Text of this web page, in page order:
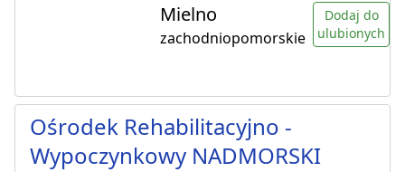
Mielno
zachodniopomorskie
Dodaj do
ulubionych
Ośrodek Rehabilitacyjno -
Wypoczynkowy NADMORSKI